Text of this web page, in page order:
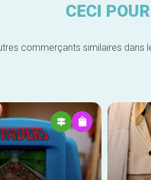
CECI
commerçants similaires dans